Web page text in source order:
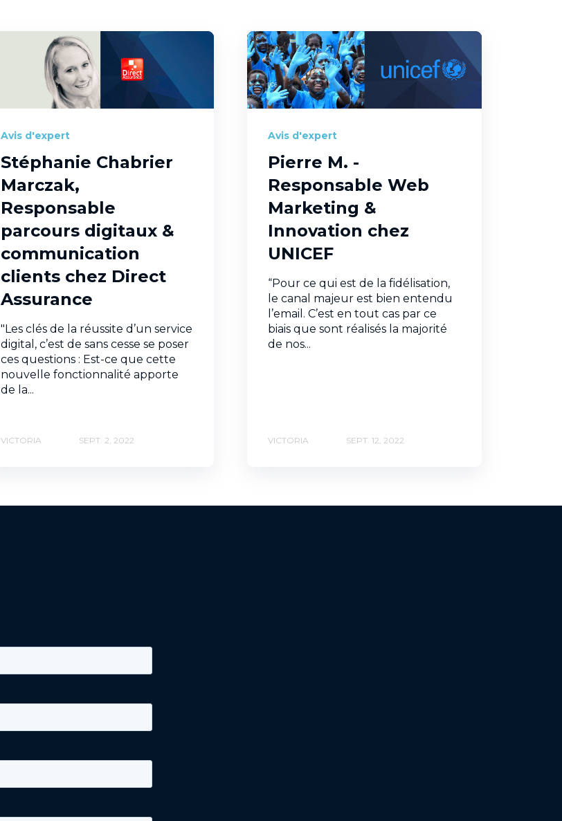
Avis d'expert
Stéphanie Chabrier
Marczak,
Responsable
parcours digitaux &
communication
clients chez Direct
Assurance
"Les clés de la réussite d’un service
digital, c’est de sans cesse se poser
ces questions : Est-ce que cette
nouvelle fonctionnalité apporte
de la...
VICTORIA SEPT. 2, 2022
Avis d'expert
Pierre M. -
Responsable Web
Marketing &
Innovation chez
UNICEF
“Pour ce qui est de la fidélisation,
le canal majeur est bien entendu
l’email. C’est en tout cas par ce
biais que sont réalisés la majorité
de nos...
VICTORIA SEPT. 12, 2022